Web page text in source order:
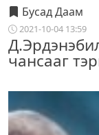
Бусад Даам
2021-10-04 13:59
чансааг